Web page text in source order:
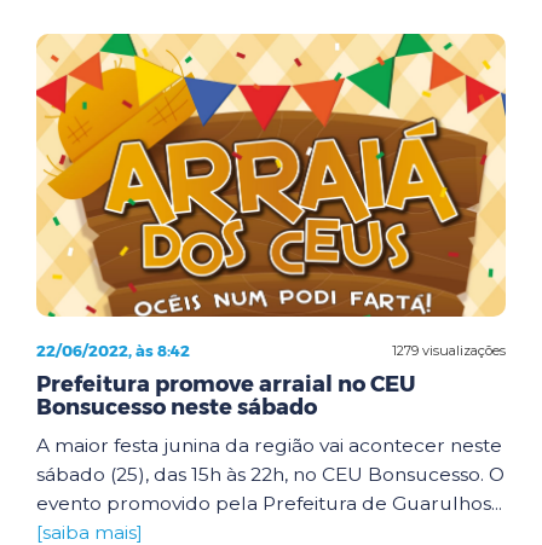
1279 visualizações
22/06/2022, às 8:42
Prefeitura promove arraial no CEU
Bonsucesso neste sábado
A maior festa junina da região vai acontecer neste
sábado (25), das 15h às 22h, no CEU Bonsucesso. O
evento promovido pela Prefeitura de Guarulhos...
[saiba mais]